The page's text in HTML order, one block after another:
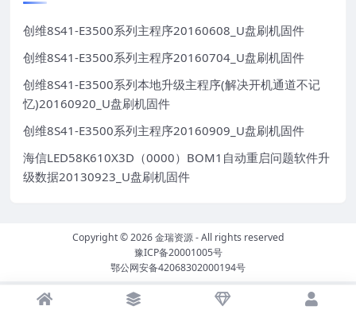
创维8S41-E3500系列主程序20160608_U盘刷机固件
创维8S41-E3500系列主程序20160704_U盘刷机固件
创维8S41-E3500系列本地升级主程序(解决开机通道不记
忆)20160920_U盘刷机固件
创维8S41-E3500系列主程序20160909_U盘刷机固件
海信LED58K610X3D（0000）BOM1自动重启问题软件升
级数据20130923_U盘刷机固件
Copyright © 2026金瑞资源- All rights reserved
豫ICP备20001005号
鄂公网安备42068302000194号